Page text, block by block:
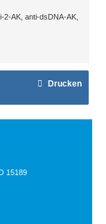
AK, anti-dsDNA-AK,
Drucken
15189